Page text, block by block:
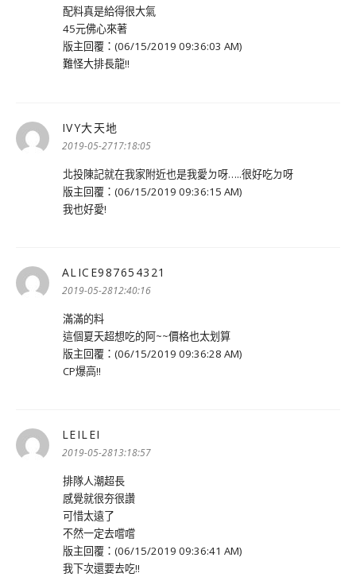
配料真是給得很大氣
45元佛心來著
版主回覆：(06/15/2019 09:36:03 AM)
難怪大排長龍!!
IVY大天地
示:
2019-05-2717:18:05
北投陳記就在我家附近也是我愛ㄉ呀…..很好吃ㄉ呀
版主回覆：(06/15/2019 09:36:15 AM)
我也好愛!
ALICE987654321
2019-05-2812:40:16
滿滿的料
這個夏天超想吃的阿~~價格也太划算
版主回覆：(06/15/2019 09:36:28 AM)
CP爆高!!
LEILEI
示:
2019-05-2813:18:57
排隊人潮超長
感覺就很夯很讚
可惜太遠了
不然一定去嚐嚐
版主回覆：(06/15/2019 09:36:41 AM)
我下次還要去吃!!